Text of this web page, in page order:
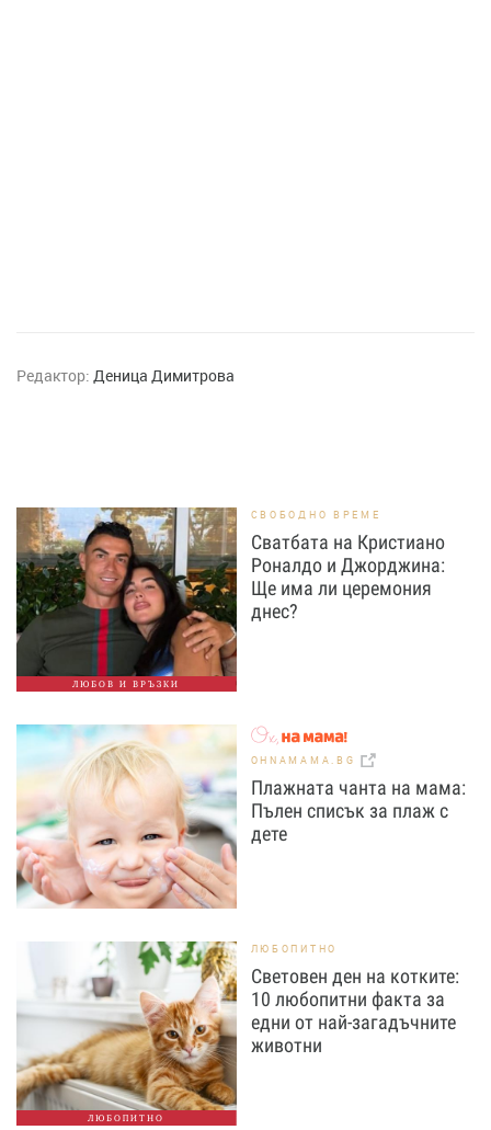
Редактор: Деница Димитрова
ЛЮБОВ И ВРЪЗКИ
СВОБОДНО ВРЕМЕ
Сватбата на Кристиано
Роналдо и Джорджина:
Ще има ли церемония
днес?
OHNAMAMA.BG
Плажната чанта на мама:
Пълен списък за плаж с
дете
ЛЮБОПИТНО
ЛЮБОПИТНО
Световен ден на котките:
10 любопитни факта за
едни от най-загадъчните
животни